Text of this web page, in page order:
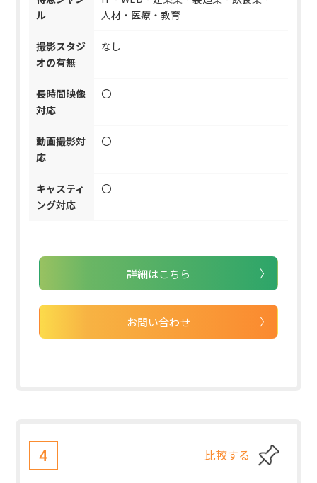
ル
人材・医療・教育
撮影スタジ
オの有無
なし
長時間映像
対応
〇
動画撮影対
応
〇
キャスティ
ング対応
〇
詳細はこちら
お問い合わせ
4 比較する